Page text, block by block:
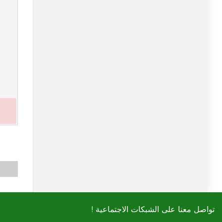
! تواصل معنا على الشبكات الاجتماعية